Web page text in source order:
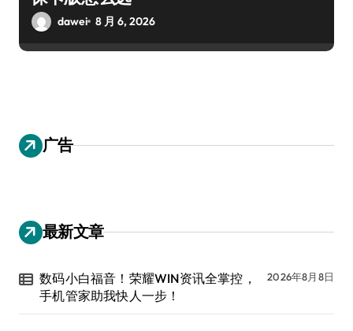
dawei 8 月 6, 2026
广告
最新文章
数码小白福音！荣耀WIN资讯全掌控，
手机管家助我快人一步！
2026年8月8日